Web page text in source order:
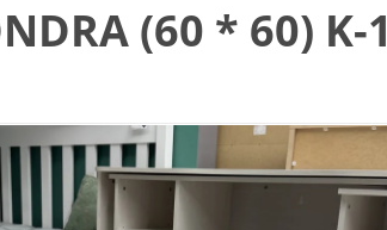
(60 * 60) K-1